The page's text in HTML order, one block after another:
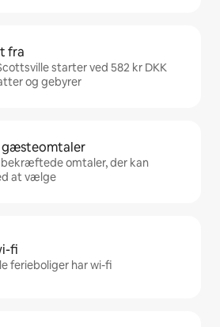
fra
starter ved 582 kr DKK
og gebyrer
bekræftede omtaler, der kan
at vælge
fi
ferieboliger har wi-fi